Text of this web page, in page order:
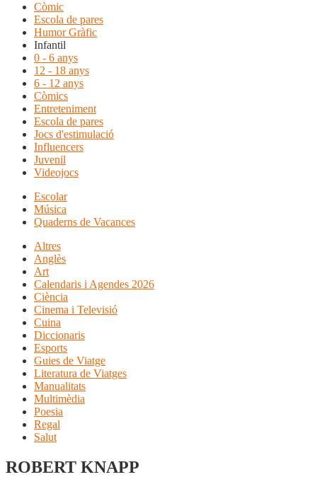
Còmic
Escola de pares
Humor Gràfic
Infantil
0 - 6 anys
12 - 18 anys
6 - 12 anys
Còmics
Entreteniment
Escola de pares
Jocs d'estimulació
Influencers
Juvenil
Videojocs
Escolar
Música
Quaderns de Vacances
Altres
Anglès
Art
Calendaris i Agendes 2026
Ciència
Cinema i Televisió
Cuina
Diccionaris
Esports
Guies de Viatge
Literatura de Viatges
Manualitats
Multimèdia
Poesia
Regal
Salut
ROBERT KNAPP